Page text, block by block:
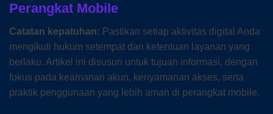
Perangkat Mobile
Catatan kepatuhan: Pastikan setiap aktivitas digital Anda
mengikuti hukum setempat dan ketentuan layanan yang
berlaku. Artikel ini disusun untuk tujuan informasi, dengan
fokus pada keamanan akun, kenyamanan akses, serta
praktik penggunaan yang lebih aman di perangkat mobile.